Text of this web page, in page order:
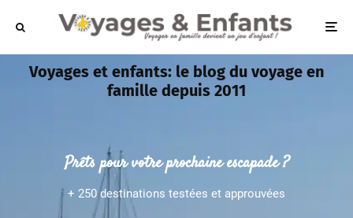
Voyages et enfants: le blog du voyage en
famille depuis 2011
Prêts pour votre prochaine escapade ?
+ 250 destinations testées et approuvées